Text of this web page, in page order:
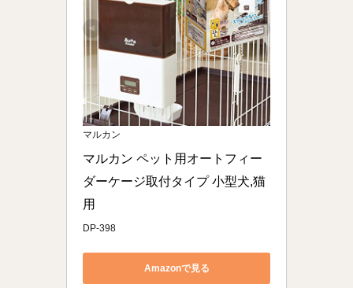
マルカン
マルカン ペット用オートフィー
ダーケージ取付タイプ 小型犬,猫
用
DP-398
Amazonで見る